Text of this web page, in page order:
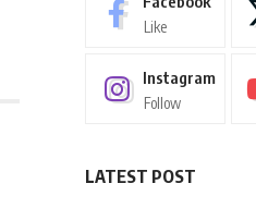
Like
Instagram
Follow
LATEST POST